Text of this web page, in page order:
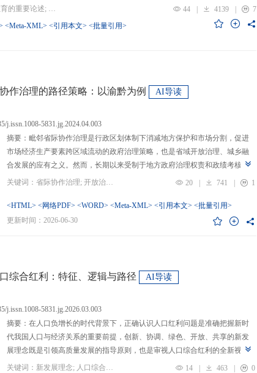
大思想武器和行动指南，作出了重大原创性贡献。这些原创性贡献主要体现
教育在党和国家事业发展全局中的战略定位，从政治价值、经济价值、文化价
方面创新性回答了新时代“为什么办教育”的战略问题；第二，从认识论角度赋
深刻揭示其根本性质、根本保证、根本任务、时代使命、最终目的，创新性
根本问题；第三，从方法论角度立足基本国情遵循教育规律，提出了深化教
，涵盖教育地位的确立、教育道路的选择、教育动力的激发、教育路径的规
回答了新时代“怎么办教育”的实践问题。
关键词：习近平总书记; 关于教育的重要论述; 教育强国; 《论教育》; 教育新质生产力; 教育人工智能 44 | 4139 |
7
<Meta-XML> <引用本文> <批量引用>
作治理的路径策略：以渝黔为例 AI导读
j.issn.1008-5831.jg.2024.04.003
摘要：毗邻省际协作治理是行政区划体制下消减地方保护和市场分割，促进
市场经济生产要素跨区域流动的政府治理策略，也是省域开放治理、城乡融
合发展的应有之义。然而，长期以来受制于地方政府治理权责和政绩考核的
行政区划界限，以及竞争性发展博弈中日渐固化的地方利益，毗邻省际协作
内需、畅通经济循环、建设全国统一大市场的政策导向，为毗邻省际协作治
理提供了新的机遇，借此探析其路径策略是构建新发展格局的内在要求和重
例，采用半结构化访谈法收集数据资料，探析新发展格局下毗邻省际协作治
理的路径策略。研究表明，毗邻省际协作治理是毗邻省（自治区、直辖市）
达成多向度的系统性治理行动过程。新发展格局下毗邻省际协作治理的路径
策略首先是厘清国家战略政策要求、省际协作发展需要，以及市场主体和民
众期望，凝聚利益相关主体的协作治理共识，明确毗邻省际协作治理是省域
开放治理必须积极作为的必答题。其次，统筹衔接国家战略政策与省域治理
规划，构建去中心化的组织结构总体布局，下好毗邻协作先行示范区创建、
关键词：省际协作治理; 开放治理; 行政区划; 统一大市场; 新发展格局 20 | 741 | 1
<HTML> <网络PDF> <WORD> <Meta-XML> <引用本文> <批量引用>
更新时间：2026-06-30
综合红利：特征、逻辑与路径 AI导读
j.issn.1008-5831.jg.2026.03.003
摘要：在人口负增长的时代背景下，正确认识人口红利问题是准确把握新时
代我国人口与经济关系的重要前提，创新、协调、绿色、开放、共享的新发
展理念既是引领高质量发展的指导原则，也是审视人口综合红利的全新视
角。从内涵特征看，新时代的人口综合红利理论是在发展基础、核心理念和
关键词：新发展理念; 人口综合红利; 高质量发展; 人口政策; 中国式现代化 14 | 463 | 0